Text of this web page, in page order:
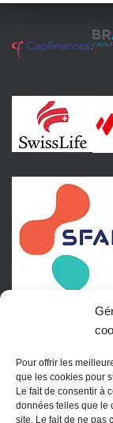
Pour offrir les
que les cookies pour
Le fait de consentir à
données telles que le
site. Le fait de ne pas